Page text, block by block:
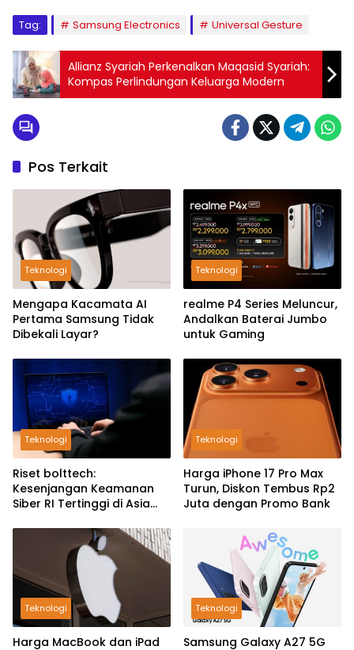
Tag: Samsung Electronics Universal Gesture
Allianz Syariah Perkenalkan Maqasid Syariah:
Kompas Perlindungan Keluarga Modern
Pos Terkait
Teknologi
Mengapa Kacamata AI
Pertama Samsung Tidak
Dibekali Layar?
Teknologi
realme P4 Series Meluncur,
Andalkan Baterai Jumbo
untuk Gaming
Teknologi
Riset bolttech:
Kesenjangan Keamanan
Siber RI Tertinggi di Asia
Teknologi
Harga iPhone 17 Pro Max
Turun, Diskon Tembus Rp2
Juta dengan Promo Bank
Teknologi
Harga MacBook dan iPad
Teknologi
Samsung Galaxy A27 5G